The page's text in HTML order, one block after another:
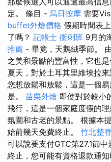
定。 條目 - 烏日按摩 需要
buffet外燴價格 假期時間表
了嗎？ 記帳士 衝刺班 9月的
推薦 - 畢竟，天鵝絨季節。
之美和景點的豐富性，它也
夏天，對於土耳其里維埃拉
您想放鬆和放鬆，這是一個
是。 苗栗外燴 即使對於較小
飛行，這是一個家庭度假的
氛圍和古老的景點。 根據本
始前幾天免費終止。 竹北整脊
可以說要支付GTC第27.1節中
終止，您可能有資格退款通